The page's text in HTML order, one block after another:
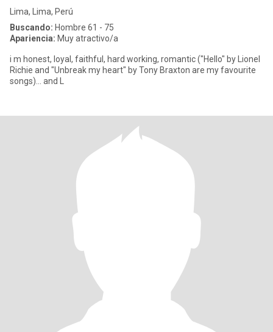
Lima, Lima, Perú
Buscando: Hombre 61 - 75
Apariencia: Muy atractivo/a
i m honest, loyal, faithful, hard working, romantic ("Hello" by Lionel
Richie and "Unbreak my heart" by Tony Braxton are my favourite
songs)... and L